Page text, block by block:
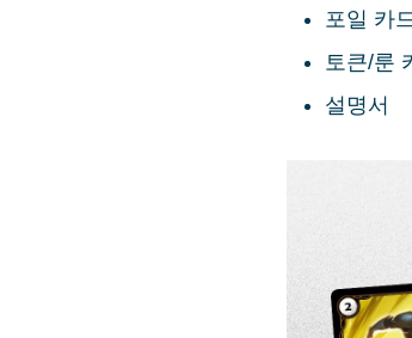
포일 카
토큰/룬
설명서